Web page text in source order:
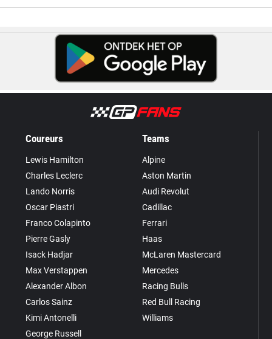
Coureurs
Lewis Hamilton
Charles Leclerc
Lando Norris
Oscar Piastri
Franco Colapinto
Pierre Gasly
Isack Hadjar
Max Verstappen
Alexander Albon
Carlos Sainz
Kimi Antonelli
George Russell
Teams
Alpine
Aston Martin
Audi Revolut
Cadillac
Ferrari
Haas
McLaren Mastercard
Mercedes
Racing Bulls
Red Bull Racing
Williams